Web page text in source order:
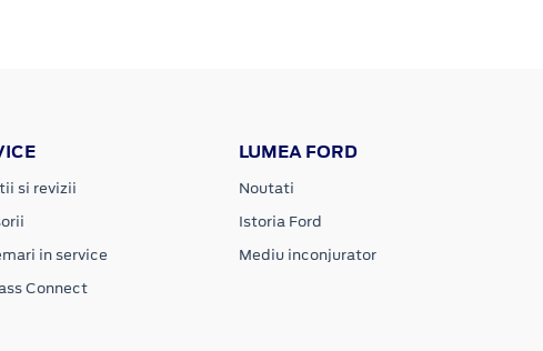
si revizii
in service
Connect
LUMEA FORD
Noutati
Istoria Ford
Mediu inconjurator